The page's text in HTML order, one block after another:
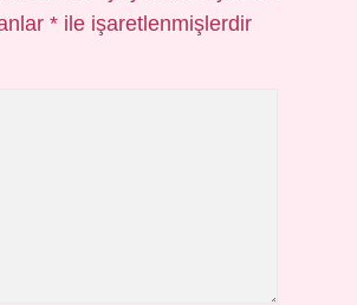
* ile işaretlenmişlerdir